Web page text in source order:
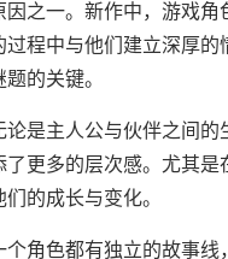
之一。新作中，游戏角
程中与他们建立深厚的
的关键。
是主人公与伙伴之间的
更多的层次感。尤其是
的成长与变化。
角色都有独立的故事线